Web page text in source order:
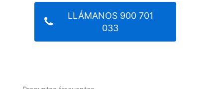
LLÁMANOS 900 701
033